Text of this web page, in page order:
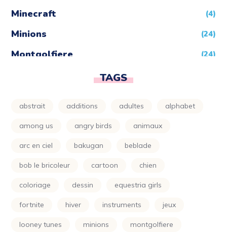
Minecraft (4)
Minions (24)
Montgolfiere (24)
TAGS
abstrait additions adultes alphabet
among us angry birds animaux
arc en ciel bakugan beblade
bob le bricoleur cartoon chien
coloriage dessin equestria girls
fortnite hiver instruments jeux
looney tunes minions montgolfiere